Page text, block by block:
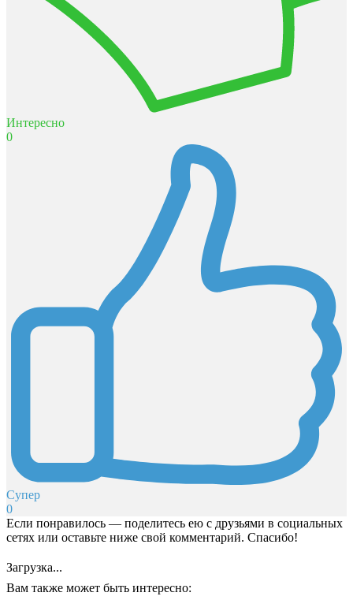
Интересно
0
Супер
0
Если понравилось — поделитесь ею с друзьями в социальных
сетях или оставьте ниже свой комментарий. Спасибо!
Загрузка...
Вам также может быть интересно: